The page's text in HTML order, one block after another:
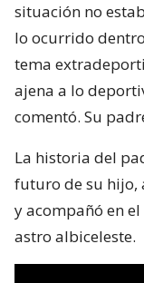
situación no
lo ocurrido
tema
ajena a lo
comentó. Su
La historia del
futuro de su hijo,
y acompañó en
astro albiceleste.